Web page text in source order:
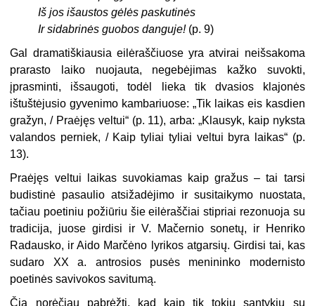
Iš jos išaustos gėlės paskutinės
Ir sidabrinės guobos danguje!(p. 9)
Gal dramatiškiausia eilėraščiuose yra atvirai neišsakoma
prarasto laiko nuojauta, negebėjimas kažko suvokti,
įprasminti, išsaugoti, todėl lieka tik dvasios klajonės
ištuštėjusio gyvenimo kambariuose: „Tik laikas eis kasdien
gražyn, / Praėjęs veltui“ (p. 11), arba: „Klausyk, kaip nyksta
valandos perniek, / Kaip tyliai tyliai veltui byra laikas“ (p.
13).
Praėjęs veltui laikas suvokiamas kaip gražus – tai tarsi
budistinė pasaulio atsižadėjimo ir susitaikymo nuostata,
tačiau poetiniu požiūriu šie eilėraščiai stipriai rezonuoja su
tradicija, juose girdisi ir V. Mačernio sonetų, ir Henriko
Radausko, ir Aido Marčėno lyrikos atgarsių. Girdisi tai, kas
sudaro XX a. antrosios pusės menininko modernisto
poetinės savivokos savitumą.
Čia norėčiau pabrėžti, kad kaip tik tokiu santykiu su